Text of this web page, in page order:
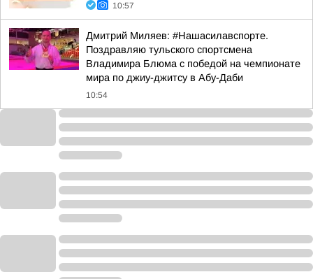
10:57
Дмитрий Миляев: #Нашасилавспорте.
Поздравляю тульского спортсмена
Владимира Блюма с победой на чемпионате
мира по джиу-джитсу в Абу-Даби
10:54